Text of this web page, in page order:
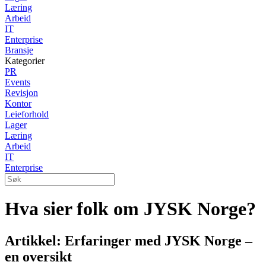
Læring
Arbeid
IT
Enterprise
Bransje
Kategorier
PR
Events
Revisjon
Kontor
Leieforhold
Lager
Læring
Arbeid
IT
Enterprise
Hva sier folk om JYSK Norge?
Artikkel: Erfaringer med JYSK Norge –
en oversikt